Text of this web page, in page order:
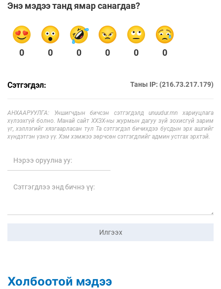
Энэ мэдээ танд ямар санагдав?
0 0 0 0 0 0
Сэтгэгдэл: Таны IP: (216.73.217.179)
АНХААРУУЛГА: Уншигчдын бичсэн сэтгэгдэлд unuudur.mn хариуцлага
хүлээхгүй болно. Манай сайт ХХЗХ-ны журмын дагуу зүй зохисгүй зарим
үг, хэллэгийг хязгаарласан тул Та сэтгэгдэл бичихдээ бусдын эрх ашгийг
хүндэтгэн үзнэ үү. Хэм хэмжээ зөрчсөн сэтгэгдлийг админ устгах эрхтэй.
Илгээх
Холбоотой мэдээ